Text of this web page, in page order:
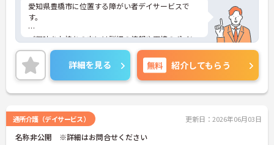
愛知県豊橋市に位置する障がい者デイサービスで
す。
ご興味をお持ちの方には詳細の情報や面接のポイン
トをお伝えしますのでお気軽にお問い合わせくださ
いませ。
詳細を見る 無料 紹介してもらう
通所介護（デイサービス） 更新日：2026年06月03日
名称非公開 ※詳細はお問合せください